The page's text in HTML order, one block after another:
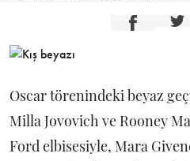
Oscar törenindeki beyaz
Milla Jovovich ve Rooney
Ford elbisesiyle, Mara